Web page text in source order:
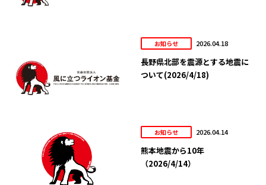
お知らせ 2026.04.18
長野県北部を震源とする地震に
ついて(2026/4/18)
お知らせ 2026.04.14
熊本地震から10年
（2026/4/14）